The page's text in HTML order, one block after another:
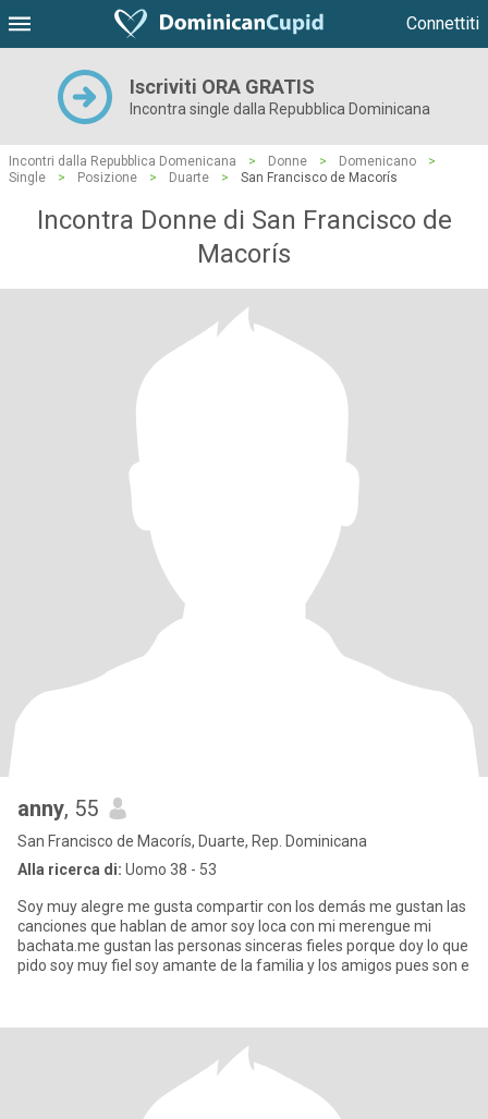
Connettiti
Iscriviti ORA GRATIS
Incontra single dalla Repubblica Dominicana
Incontri dalla Repubblica Domenicana > Donne > Domenicano
>
Single
> Posizione > Duarte > San Francisco de Macorís
Incontra Donne di San Francisco de
Macorís
anny, 55
San Francisco de Macorís, Duarte, Rep. Dominicana
Alla ricerca di: Uomo 38 - 53
Soy muy alegre me gusta compartir con los demás me gustan las
canciones que hablan de amor soy loca con mi merengue mi
bachata.me gustan las personas sinceras fieles porque doy lo que
pido soy muy fiel soy amante de la familia y los amigos pues son e